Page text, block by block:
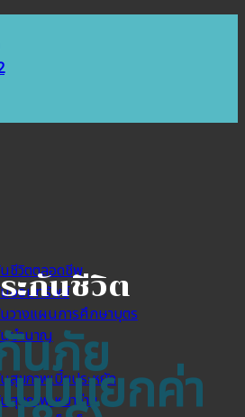
ชีวิตตลอดชีพ
ออมทรัพย์
วางแผนการศึกษาบุตร
บำนาญ
สุขภาพเบี้ยประหยัด
สุขภาพเหมาจ่าย
ะกันชีวิต
นภัย
บแยกค่า